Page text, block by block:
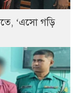
‘এসো গড়ি